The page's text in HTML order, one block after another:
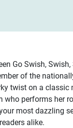
Go Swish,
of the
twist on a classic
who performs her
most dazzling
alike.